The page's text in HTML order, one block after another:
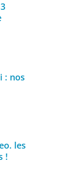
: nos
les
!